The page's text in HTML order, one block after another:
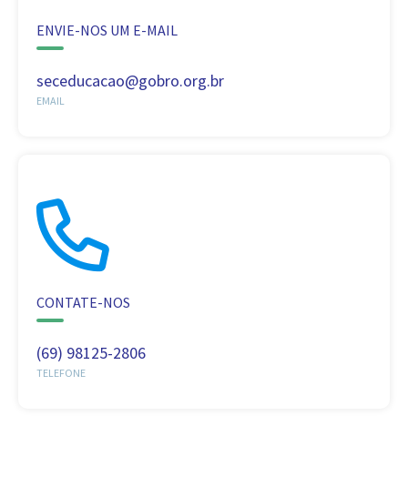
ENVIE-NOS UM E-MAIL
seceducacao@gobro.org.br
EMAIL
CONTATE-NOS
(69) 98125-2806
TELEFONE